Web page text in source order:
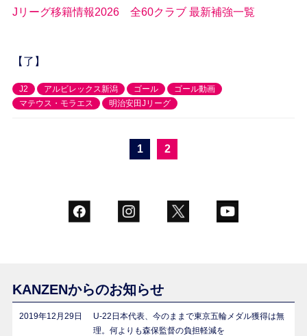
Jリーグ移籍情報2026 全60クラブ 最新補強一覧
【了】
J2 アルビレックス新潟 ゴール
ゴール動画
マテウス・モラエス
明治安田Jリーグ
1 2
KANZENからのお知らせ
2019年12月29日
U-22日本代表、今のままで東京五輪メダル獲得は無
理。何よりも森保監督の負担軽減を